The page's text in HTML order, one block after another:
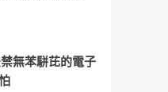
無苯駢芘的電子